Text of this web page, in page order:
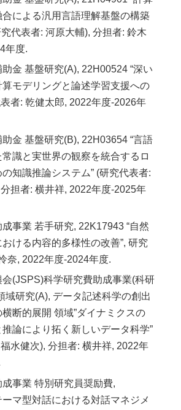
による汎用言語理解基盤の構築
代表者: 河原大輔), 分担者: 鈴木
年度.
金 基盤研究(A), 22H00524 “深い
モデリングと論述学習支援への
者: 乾健太郎, 2022年度-2026年
金 基盤研究(B), 22H03654 “言語
識と実世界の観察を統合するロ
知識推論システム” (研究代表者:
担者: 横井祥, 2022年度-2025年
事業 若手研究, 22K17943 “自然
ける内容的多様性の改善”, 研究
奈, 2022年度-2024年度.
会(JSPS)科学研究費助成事業(科研
域研究(A), データ記述科学の創出
断的展開 領域”ダイナミクスの
論により拓く新しいデータ科学”
水健次), 分担者: 横井祥, 2022年
事業 特別研究員奨励費,
ーマ型対話における対話マネジメ